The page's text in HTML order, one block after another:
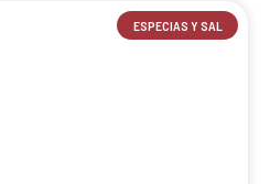
ESPECIAS Y SAL